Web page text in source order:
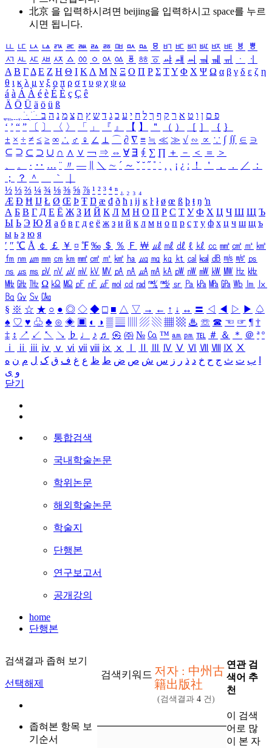
北京 을 입력하시려면 beijing을 입력하시고 space를 누르
시면 됩니다.
ㅥ ㅦ ㅧ ㅨ ㅩ ㅪ ㅫ ㅬ ㅭ ㅮ ㅯ ㅰ ㅱ ㅲ ㅳ ㅴ ㅵ ㅶ ㅷ ㅸ
ㅹ
ㅺ ㅻ ㅼ ㅽ ㅾ ㅿ ㆀ ㆁ ㆂ ㆃ ㆄ ㆅ ㆆ ㆇ ㆈ ㆉ ㆊ ㆋ ㆌ ㆍ
ㆎ
Α Β ΓΔ Ε Ζ Η Θ Ι ΚΛ Μ Ν Ξ Ο Π Ρ Σ ΤΥ Φ Χ Ψ Ω α β γ δ ε ζ η
θ ι κ λ μ ν ξ ο π ρ σ τ υ φ χ ψ ω
á à Á À é è É È ç Ç ê
Ä Ö Ü ä ö ü ß
ִֶֹ ֻּ ׁׂ פ ם ן ו ט א ר ק ף ך ל ח י ע כ ג ד ש ץ ת צ מ נ ה ב
‘ ’ “ ” 〔 〕 〈 〉 「 」 『 』 【 】 ＂ （ ） ［ ］ ｛ ｝
± × ÷ ≠ ≤ ≥ ∞ ∴ ♂ ♀ ∠ ⊥ ⌒ ∂ ∇ ≡ ≒ ≪ ≫ √ ∽ ∝ ∵ ∫ ∬ ∈ ∋
⊆ ⊇ ⊂ ⊃ ∪ ∩ ∧ ∨ ￢ ⇒ ⇔ ∀ ∃ ∮ ∑ ∏ ＋ － ＜ ＝
＞
、
。 · ‥ … ¨ 〃 ― ＼ ∼ ´ ～ ˇ ˘ ˝ ˚ ˙ ¸ ¡ ¿ ː ！ ＇ ， ． ／
：
；
？ ＾ ｀
½ ⅓ ⅔ ¼ ¾ ⅛ ⅜ ⅝ ⅞ ¹ ² ³ ⁴ ⁿ ₁ ₂ ₃ ₄
Æ Ð Ħ Ĳ Ł Ø Œ Þ Ŧ Ŋ æ đ ð ħ ı ĳ ĸ ŀ ł ø œ ß þ ŧ ŋ ŉ
А Б В Г Д Е Ё Ж З И Й К Л М Н О П Р С Т У Ф Х Ц Ч Ш Щ Ъ
Ы Ь Э Ю Я а б в г д е ё ж з и й к л м н о п р с т у ф х ц ч ш щ ъ
ы ь э ю я
′ ″ ℃ Å ￠ ￡ ￥ ¤ ℉ ‰ ＄ ％ Ｆ ￦ ㎕ ㎖ ㎗ ℓ ㎘ ㏄ ㎣ ㎤ ㎥ ㎦
㎙ ㎚ ㎛ ㎜ ㎝ ㎞ ㎟ ㎠ ㎡ ㎢ ㏊ ㎍ ㎎ ㎏ ㏏ ㎈ ㎉ ㏈ ㎧ ㎨ ㎰
㎱ ㎲ ㎳ ㎴ ㎵ ㎶ ㎷ ㎸ ㎹ ㎀ ㎁ ㎂ ㎃ ㎄ ㎺ ㎻ ㎽ ㎾ ㎿ ㎐ ㎑
㎒ ㎓ ㎔ Ω ㏀ ㏁ ㎊ ㎋ ㎌ ㏖ ㏅ ㎭ ㎮ ㎯ ㏛ ㎩ ㎪ ㎫ ㎬ ㏝ ㏐
㏓
㏃ ㏉ ㏜ ㏆
§ ※ ☆ ★ ○ ● ◎ ◇ ◆ □ ■ △ ▽ → ← ↑ ↓ ↔ 〓 ◁ ◀ ▷ ▶ ♤
♠ ♡ ♥ ♧ ♣ ⊙ ◈ ▣ ◐ ◑ ▒ ▤ ▨ ▧ ▦ ▩ ♨ ☏ ☎ ☜ ☞ ¶ †
‡ ↕ ↗ ↙ ↖ ↘ ♭ ♩ ♪ ♬ ㉿ ㈜ № ㏇ ™ ㏂ ㏘ ℡ ＃ ＆ ＊ ＠ ª º
ⅰ
ⅱ ⅲ ⅳ ⅴ ⅵ ⅶ ⅷ ⅸ ⅹ Ⅳ Ⅴ Ⅵ Ⅶ Ⅷ Ⅸ Ⅹ
ب ت ث ج ح خ د ذ ر ز س ش ص ض ط ظ ع غ ف ق ک ل م ن ه
و ی
닫기
통합검색
국내학술논문
학위논문
해외학술논문
학술지
단행본
연구보고서
공개강의
home
단행본
검색결과 좁혀 보기
선택해제
좁혀본 항목 보
기순서
검색키워드 저자 : 中州古
籍出版社
(검색결과 4 건)
연관 검
색어 추
천
이 검색
어로 많
이 본 자